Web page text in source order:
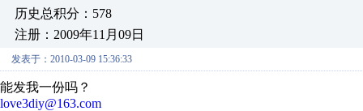
历史总积分：578
注册：2009年11月09日
发表于：2010-03-09 15:36:33
能发我一份吗？
love3diy@163.com